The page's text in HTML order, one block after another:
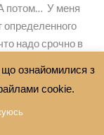
потом… У меня
определенного
надо срочно в
возник, наверно,
что не хочу
глупостей,
що ознайомилися з
cookie.